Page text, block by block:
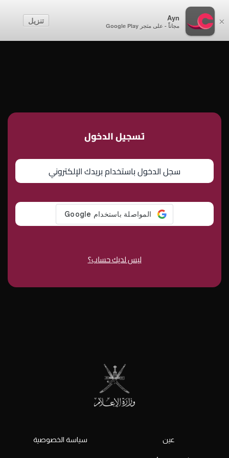
×
Ayn
مجاناً - على متجر Google Play
تنزيل
إنشاء حساب
تسجيل الدخول
سجل الدخول باستخدام بريدك الإلكتروني
ليس لديك حساب؟
عين سياسة الخصوصية